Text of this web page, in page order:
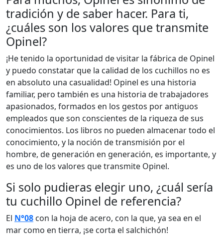
tradición y de saber hacer. Para ti,
¿cuáles son los valores que transmite
Opinel?
¡He tenido la oportunidad de visitar la fábrica de Opinel
y puedo constatar que la calidad de los cuchillos no es
en absoluto una casualidad! Opinel es una historia
familiar, pero también es una historia de trabajadores
apasionados, formados en los gestos por antiguos
empleados que son conscientes de la riqueza de sus
conocimientos. Los libros no pueden almacenar todo el
conocimiento, y la noción de transmisión por el
hombre, de generación en generación, es importante, y
es uno de los valores que transmite Opinel.
Si solo pudieras elegir uno, ¿cuál sería
tu cuchillo Opinel de referencia?
El N°08 con la hoja de acero, con la que, ya sea en el
mar como en tierra, ¡se corta el salchichón!